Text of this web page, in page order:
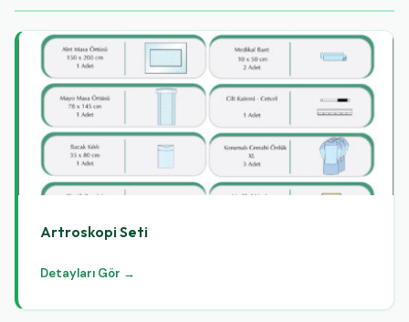
Artroskopi Seti
Detayları Gör →